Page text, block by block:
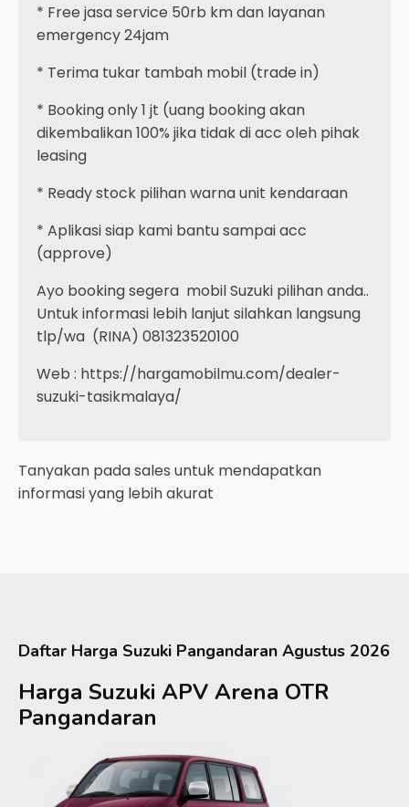
* Free jasa service 50rb km dan layanan
emergency 24jam
* Terima tukar tambah mobil (trade in)
* Booking only 1 jt (uang booking akan
dikembalikan 100% jika tidak di acc oleh pihak
leasing
* Ready stock pilihan warna unit kendaraan
* Aplikasi siap kami bantu sampai acc
(approve)
Ayo booking segera mobil Suzuki pilihan anda..
Untuk informasi lebih lanjut silahkan langsung
tlp/wa (RINA) 081323520100
Web : https://hargamobilmu.com/dealer-
suzuki-tasikmalaya/
Tanyakan pada sales untuk mendapatkan
informasi yang lebih akurat
Daftar Harga Suzuki Pangandaran Agustus 2026
Harga Suzuki APV Arena OTR
Pangandaran